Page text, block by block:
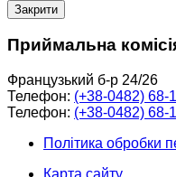
Закрити
Приймальна
Французький б-р 24/26
Телефон: (+38-0482) 68-
Телефон: (+38-0482) 68-
Політика обробки
Карта сайту